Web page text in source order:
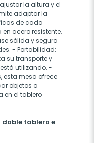
la altura y el
adaptar la
de cada
acero resistente,
sólida y segura
- Portabilidad:
su transporte y
utilizando. -
esta mesa ofrece
objetos o
en el tablero
doble tablero e